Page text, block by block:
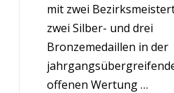
mit zwei
zwei Silber- und drei
Bronzemedaillen in der
offenen Wertung …